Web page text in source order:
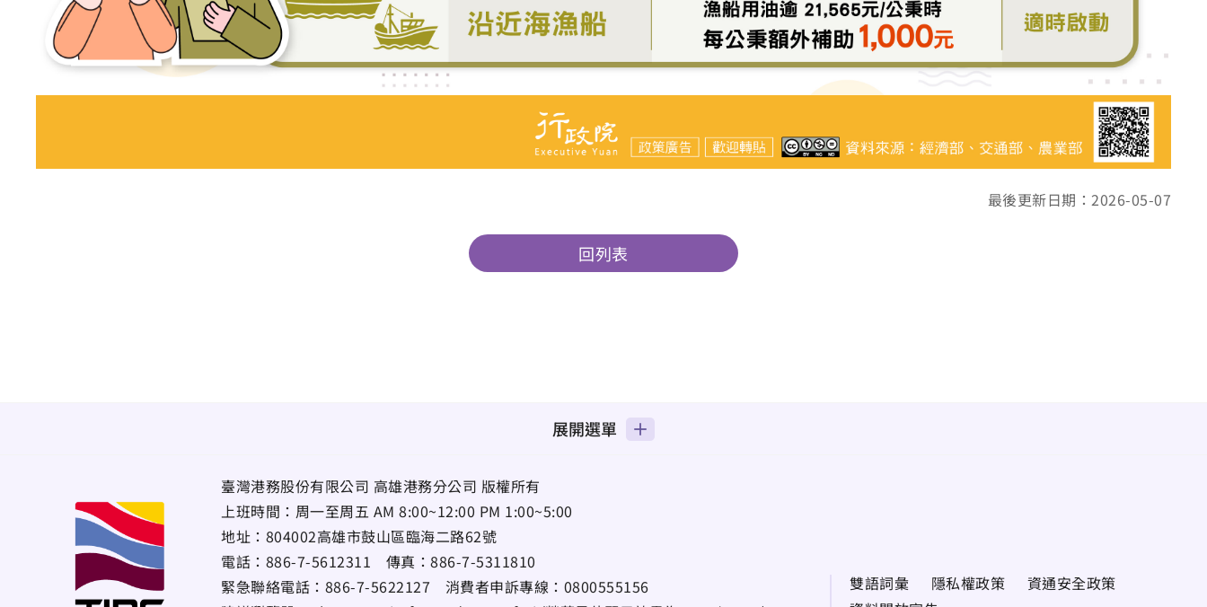
最後更新日期：2026-05-07
回列表
展開選單
臺灣港務股份有限公司 高雄港務分公司 版權所有
上班時間：周一至周五 AM 8:00~12:00 PM 1:00~5:00
地址： 804002高雄市鼓山區臨海二路62號
電話： 886-7-5612311 傳真： 886-7-5311810
緊急聯絡電話： 886-7-5622127 消費者申訴專線： 0800555156
雙語詞彙 隱私權政策
資通安全政策